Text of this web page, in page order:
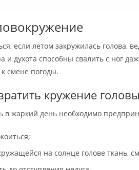
если летом закружилась голова,
и духота способны свалить с ног
к смене погоды.
кружение
в жаркий день необходимо
на солнце голове ткань,